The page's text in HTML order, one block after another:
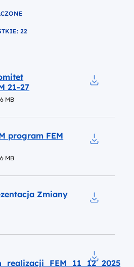
22
21-27
MB
program FEM
MB
Zmiany